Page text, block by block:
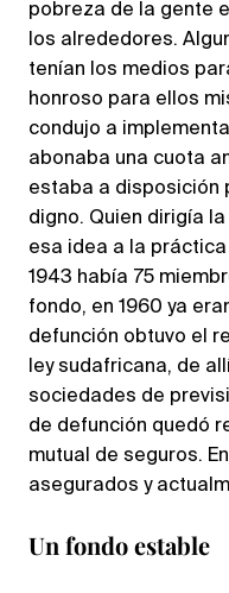
pobreza de la gente
los alrededores.
tenían los medios
honroso para ellos
condujo a
abonaba una cuota
estaba a disposición
digno. Quien dirigía
esa idea a la
1943 había 75
fondo, en 1960 ya
defunción obtuvo el
ley sudafricana, de
sociedades de
de defunción quedó
mutual de seguros.
asegurados y
Un fondo estable